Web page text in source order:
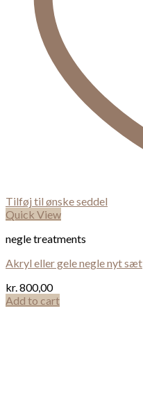
Tilføj til ønske seddel
Quick View
negle treatments
Akryl eller gele negle nyt sæt
kr.800,00
Add to cart